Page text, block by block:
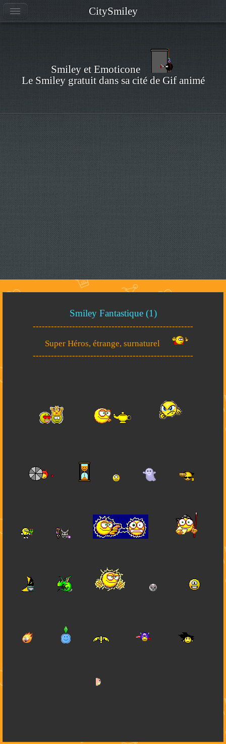
Smiley et Emoticone
Le Smiley gratuit dans sa cité de Gif animé
Smiley Fantastique (1)
-----------------------------------------------------
Super Héros, étrange, surnaturel
-----------------------------------------------------
CitySmiley